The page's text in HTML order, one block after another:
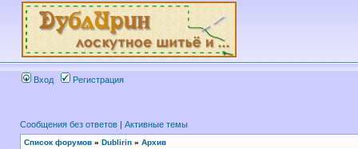
Вход Регистрация
Сообщения без ответов | Активные темы
Список форумов » Dublirin » Архив